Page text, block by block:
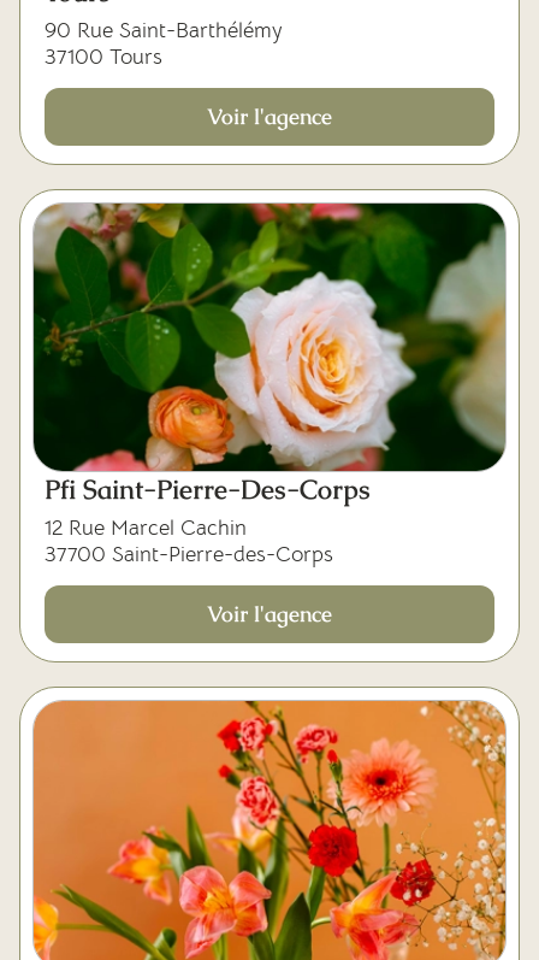
90 Rue Saint-Barthélémy
37100 Tours
Voir l'agence
Pfi Saint-Pierre-Des-Corps
12 Rue Marcel Cachin
37700 Saint-Pierre-des-Corps
Voir l'agence